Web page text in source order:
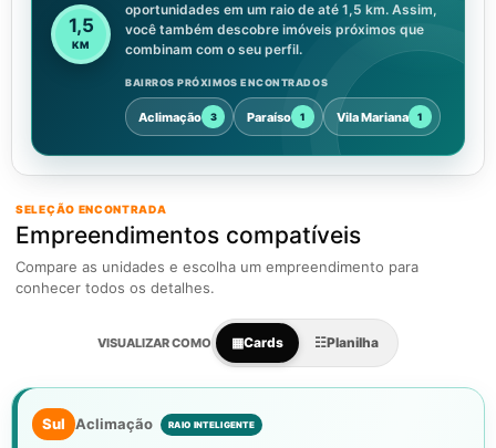
1,5
KM
oportunidades em um raio de até 1,5 km. Assim,
você também descobre imóveis próximos que
combinam com o seu perfil.
BAIRROS PRÓXIMOS ENCONTRADOS
Aclimação 3 Paraíso 1 Vila Mariana 1
SELEÇÃO ENCONTRADA
Empreendimentos compatíveis
Compare as unidades e escolha um empreendimento para
conhecer todos os detalhes.
VISUALIZAR COMO ▦Cards ☷Planilha
Sul Aclimação